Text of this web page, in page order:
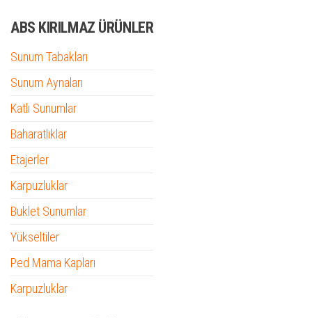
ABS KIRILMAZ ÜRÜNLER
Sunum Tabakları
Sunum Aynaları
Katlı Sunumlar
Baharatlıklar
Etajerler
Karpuzluklar
Buklet Sunumlar
Yükseltiler
Ped Mama Kapları
Karpuzluklar